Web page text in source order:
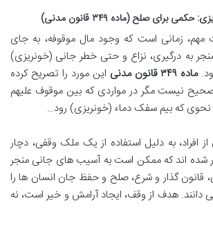
برای صلح (ماده ۳۴۹ قانون مدنی)
مهم، زمانی است که وجود مال موقوفه، به جای
به درگیری، نزاع و حتی خطر جانی (خونریزی)
ماده ۳۴۹ قانون مدنی
این مورد را تصریح کرده
نیست مگر در مواردی که بین موقوف علیهم
نحوی که بیم سفک دماء (خونریزی) رود…
افراد، به دلیل استفاده از یک ملک وقفی، دچار
شده اند که ممکن است به آسیب های جانی منجر
قانون گذار و شرع، صلح و حفظ جان انسان ها را
دانند. هدف از وقف، ایجاد آرامش و خیر است، نه